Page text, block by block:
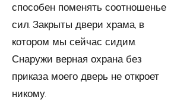
способен поменять соотношенье
сил. Закрыты двери храма, в
котором мы сейчас сидим.
Снаружи вер­ная охрана без
приказа моего дверь не откроет
никому.